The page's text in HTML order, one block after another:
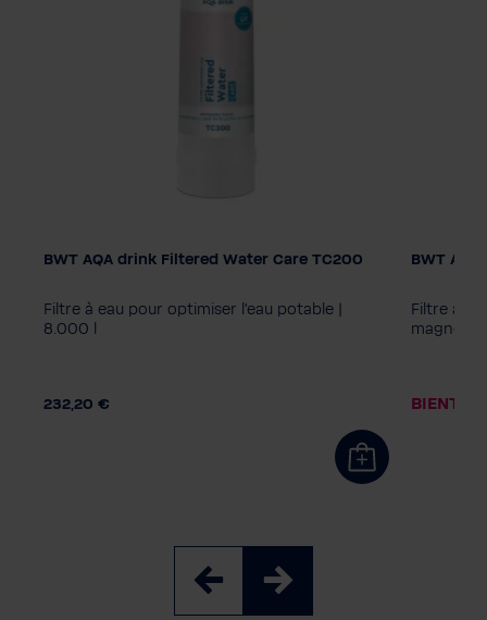
BWT AQA drink Filtered Water Care TC200
Filtre à eau pour optimiser l'eau potable |
8.000 l
232,20 €
AQA
BWT
Filtre à